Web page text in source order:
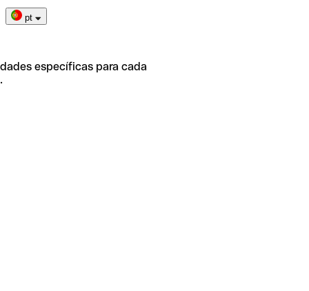
pt
específicas para cada